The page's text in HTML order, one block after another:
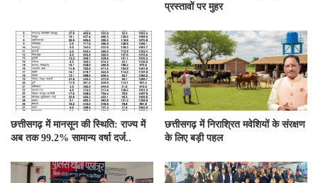
प्रस्तावों पर मुहर
छत्तीसगढ़ में मानसून की स्थिति: राज्य में
अब तक 99.2% सामान्य वर्षा दर्ज..
छत्तीसगढ़ में निराश्रित मवेशियों के संरक्षण
के लिए बड़ी पहल